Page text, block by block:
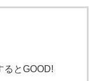
るとGOOD!